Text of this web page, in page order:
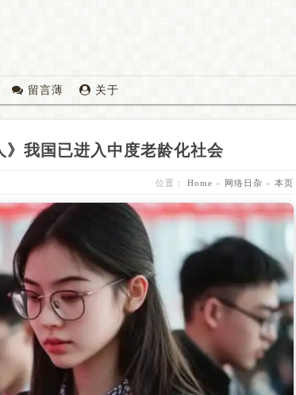
留言薄 关于
》我国已进入中度老龄化社会
位置： Home » 网络日杂 » 本页